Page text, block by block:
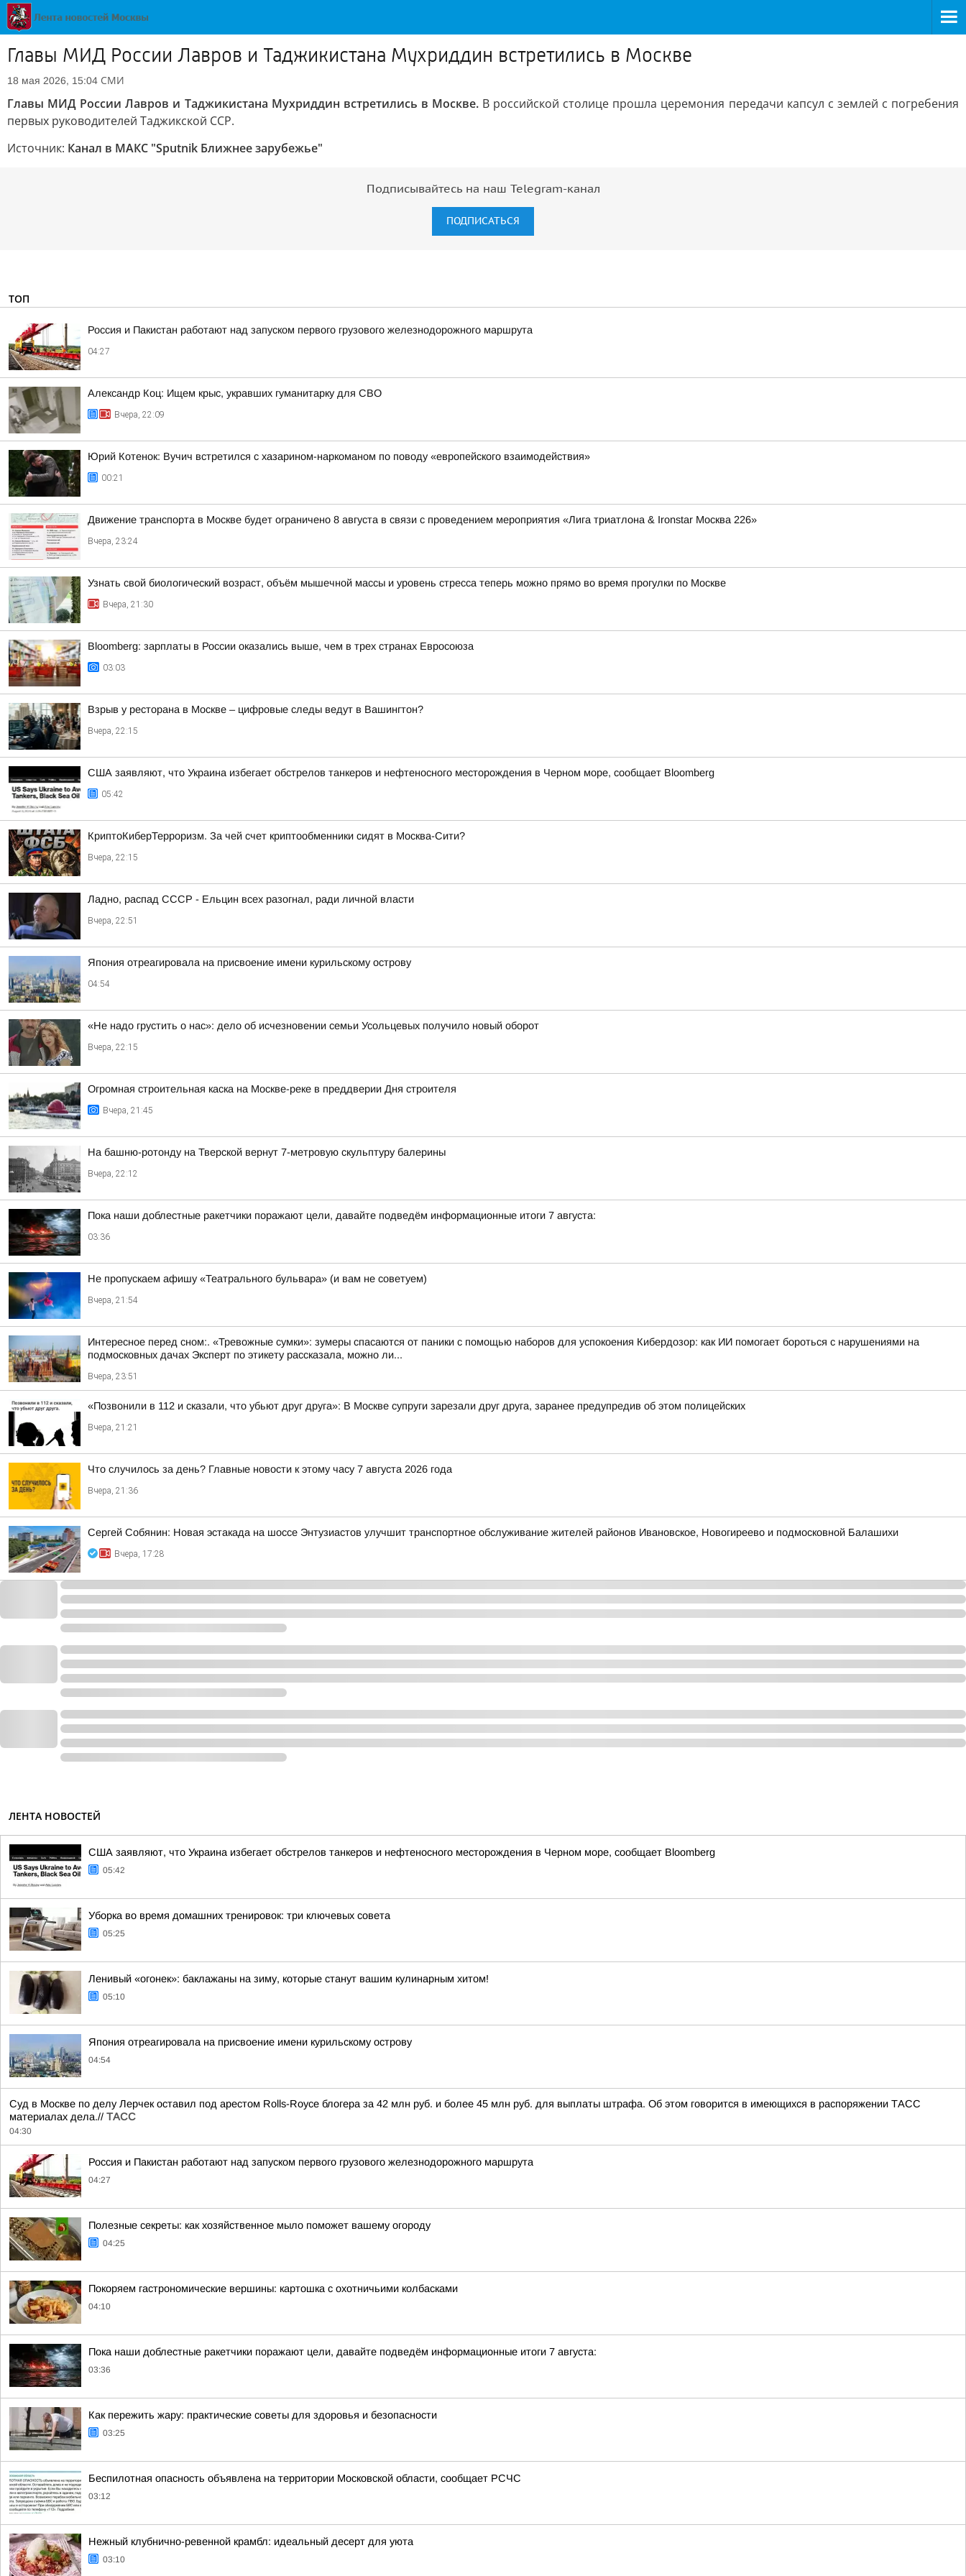
Главы МИД России Лавров и Таджикистана Мухриддин встретились в Москве
18 мая 2026, 15:04 СМИ
Главы МИД России Лавров и Таджикистана Мухриддин встретились в Москве.В российской столице прошла церемония передачи капсул с землей с погребения
первых руководителей Таджикской ССР.
Источник: Канал в МАКС "Sputnik Ближнее зарубежье"
Подписывайтесь на наш Telegram-канал
ПОДПИСАТЬСЯ
ТОП
Россия и Пакистан работают над запуском первого грузового железнодорожного маршрута
04:27
Александр Коц: Ищем крыс, укравших гуманитарку для СВО
Вчера, 22:09
Юрий Котенок: Вучич встретился с хазарином-наркоманом по поводу «европейского взаимодействия»
00:21
Движение транспорта в Москве будет ограничено 8 августа в связи с проведением мероприятия «Лига триатлона & Ironstar Москва 226»
Вчера, 23:24
Узнать свой биологический возраст, объём мышечной массы и уровень стресса теперь можно прямо во время прогулки по Москве
Вчера, 21:30
Bloomberg: зарплаты в России оказались выше, чем в трех странах Евросоюза
03:03
Взрыв у ресторана в Москве – цифровые следы ведут в Вашингтон?
Вчера, 22:15
США заявляют, что Украина избегает обстрелов танкеров и нефтеносного месторождения в Черном море, сообщает Bloomberg
05:42
КриптоКиберТерроризм. За чей счет криптообменники сидят в Москва-Сити?
Вчера, 22:15
Ладно, распад СССР - Ельцин всех разогнал, ради личной власти
Вчера, 22:51
Япония отреагировала на присвоение имени курильскому острову
04:54
«Не надо грустить о нас»: дело об исчезновении семьи Усольцевых получило новый оборот
Вчера, 22:15
Огромная строительная каска на Москве-реке в преддверии Дня строителя
Вчера, 21:45
На башню-ротонду на Тверской вернут 7-метровую скульптуру балерины
Вчера, 22:12
Пока наши доблестные ракетчики поражают цели, давайте подведём информационные итоги 7 августа:
03:36
Не пропускаем афишу «Театрального бульвара» (и вам не советуем)
Вчера, 21:54
Интересное перед сном:. «Тревожные сумки»: зумеры спасаются от паники с помощью наборов для успокоения Кибердозор: как ИИ помогает бороться с нарушениями на
подмосковных дачах Эксперт по этикету рассказала, можно ли...
Вчера, 23:51
«Позвонили в 112 и сказали, что убьют друг друга»: В Москве супруги зарезали друг друга, заранее предупредив об этом полицейских
Вчера, 21:21
Что случилось за день? Главные новости к этому часу 7 августа 2026 года
Вчера, 21:36
Сергей Собянин: Новая эстакада на шоссе Энтузиастов улучшит транспортное обслуживание жителей районов Ивановское, Новогиреево и подмосковной Балашихи
Вчера, 17:28
ЛЕНТА НОВОСТЕЙ
США заявляют, что Украина избегает обстрелов танкеров и нефтеносного месторождения в Черном море, сообщает Bloomberg
05:42
Уборка во время домашних тренировок: три ключевых совета
05:25
Ленивый «огонек»: баклажаны на зиму, которые станут вашим кулинарным хитом!
05:10
Япония отреагировала на присвоение имени курильскому острову
04:54
Суд в Москве по делу Лерчек оставил под арестом Rolls-Royce блогера за 42 млн руб. и более 45 млн руб. для выплаты штрафа. Об этом говорится в имеющихся в распоряжении ТАСС
материалах дела.// ТАСС
04:30
Россия и Пакистан работают над запуском первого грузового железнодорожного маршрута
04:27
Полезные секреты: как хозяйственное мыло поможет вашему огороду
04:25
Покоряем гастрономические вершины: картошка с охотничьими колбасками
04:10
Пока наши доблестные ракетчики поражают цели, давайте подведём информационные итоги 7 августа:
03:36
Как пережить жару: практические советы для здоровья и безопасности
03:25
Беспилотная опасность объявлена на территории Московской области, сообщает РСЧС
03:12
Нежный клубнично-ревенной крамбл: идеальный десерт для уюта
03:10